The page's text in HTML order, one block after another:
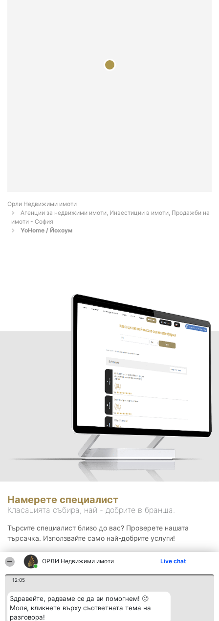
ОРЛИ Недвижими имоти Live chat
12:05
Здравейте, радваме се да ви помогнем! 🙂
Моля, кликнете върху съответната тема на
разговора!
Орли Недвижими имоти
Агенции за недвижими имоти, Инвестиции в имоти, Продажби на
имоти - София
YoHome / Йохоум
Намерете специалист
Класацията събира, най - добрите в бранша.
Търсите специалист близо до вас? Проверете нашата
търсачка. Използвайте само най-добрите услуги!